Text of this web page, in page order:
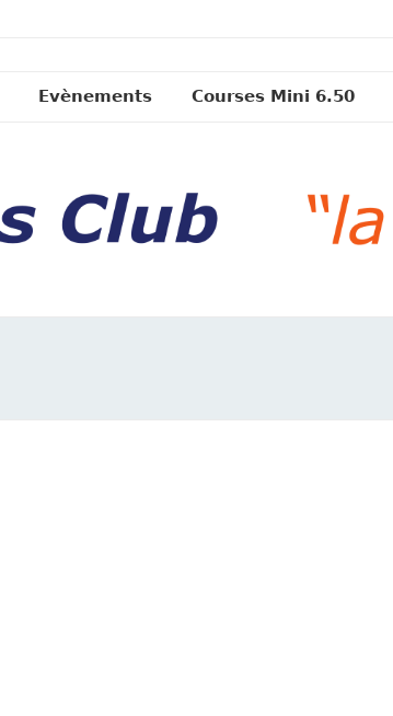
Evènements Courses Mini 6.50